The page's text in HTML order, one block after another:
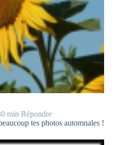
min Répondre
tes photos automnales !